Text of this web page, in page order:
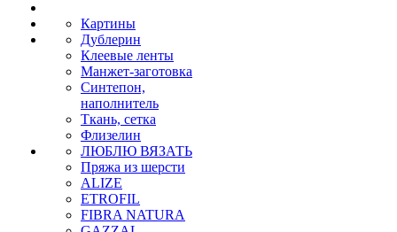
Картины
Дублерин
Клеевые ленты
Манжет-заготовка
Синтепон,
наполнитель
Ткань, сетка
Флизелин
ЛЮБЛЮ ВЯЗАТЬ
Пряжа из шерсти
ALIZE
ETROFIL
FIBRA NATURA